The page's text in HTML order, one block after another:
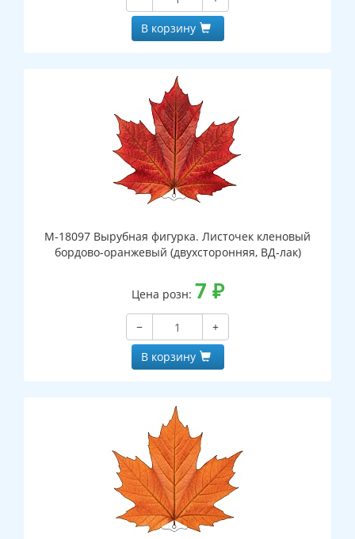
В корзину
М-18097 Вырубная фигурка. Листочек кленовый
бордово-оранжевый (двухсторонняя, ВД-лак)
Цена розн: 7 ₽
−
+
В корзину